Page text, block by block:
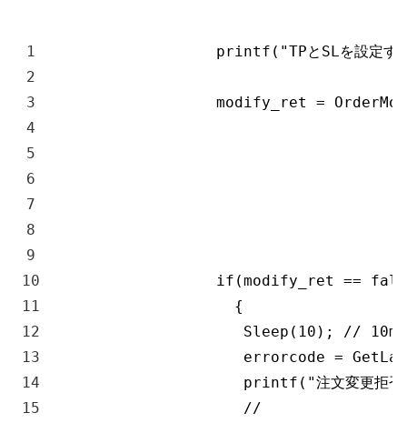
1
2
3
4
5
6
7
8
9
10
11
12
13
14
15
printf ( "TPとSLを設
modify_ret =
if (modify_ret ==
{
Sleep ( 10 ) ;
//
errorcode =
printf ( "注文変更拒
//